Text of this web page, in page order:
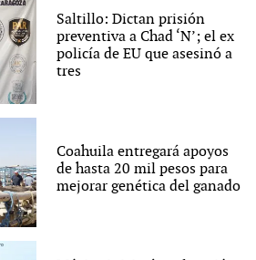
Saltillo: Dictan prisión
preventiva a Chad ‘N’; el ex
policía de EU que asesinó a
tres
Coahuila entregará apoyos
de hasta 20 mil pesos para
mejorar genética del ganado